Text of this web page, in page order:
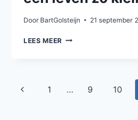
Door BartGolsteijn 21 september
LEES MEER EEN
Paginanavigatie
Vorige
1 … 9 10